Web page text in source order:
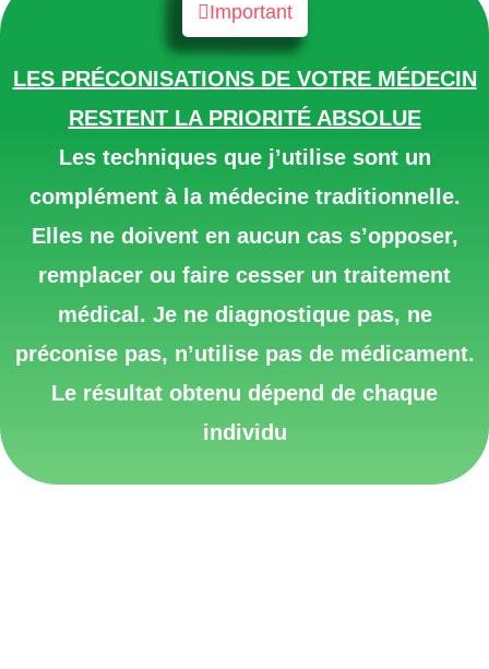
Important
LES PRÉCONISATIONS DE VOTRE MÉDECIN
RESTENT LA PRIORITÉ ABSOLUE
Les techniques que j’utilise sont un
complément à la médecine traditionnelle.
Elles ne doivent en aucun cas s’opposer,
remplacer ou faire cesser un traitement
médical. Je ne diagnostique pas, ne
préconise pas, n’utilise pas de médicament.
Le résultat obtenu dépend de chaque
individu